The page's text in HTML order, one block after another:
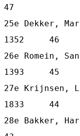
47
25e Dekker,
1352     46
26e Romein,
1393     45
27e Krijnsen,
1833     44
28e Bakker,